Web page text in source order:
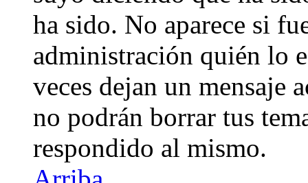
ha sido. No aparece si
administración quién lo
veces dejan un mensaje
no podrán borrar tus
respondido al mismo.